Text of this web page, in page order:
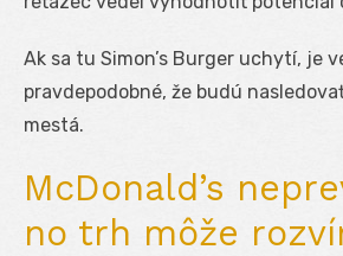
Ak sa tu Simon’s Burger uchytí, je
pravdepodobné, že budú
mestá.
McDonald’s
no trh môže